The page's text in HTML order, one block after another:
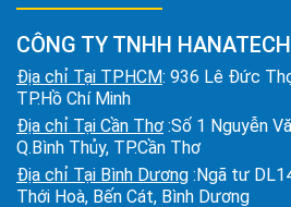
CÔNG TY TNHH
Địa chỉ Tại TPHCM: 936 Lê Đức
TP.Hồ Chí Minh
Địa chỉ Tại Cần Thơ :Số 1 Nguyễn
Q.Bình Thủy, TP.Cần Thơ
Địa chỉ Tại Bình Dương :Ngã tư
Thới Hoà, Bến Cát, Bình Dương